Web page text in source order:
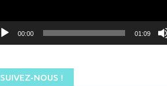
00:00 01:09
SUIVEZ-NOUS !